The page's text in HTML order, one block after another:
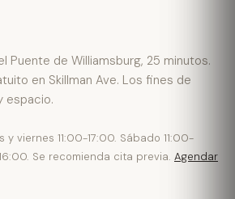
Puente de Williamsburg, 25 minutos.
en Skillman Ave. Los fines de
espacio.
y viernes 11:00-17:00. Sábado 11:00-
Se recomienda cita previa. Agendar